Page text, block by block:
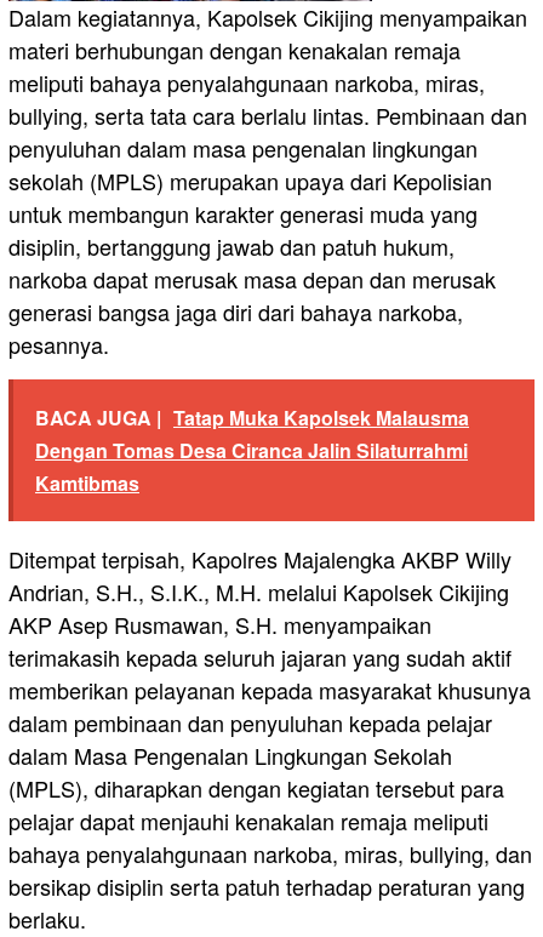
Dalam kegiatannya, Kapolsek Cikijing menyampaikan
materi berhubungan dengan kenakalan remaja
meliputi bahaya penyalahgunaan narkoba, miras,
bullying, serta tata cara berlalu lintas. Pembinaan dan
penyuluhan dalam masa pengenalan lingkungan
sekolah (MPLS) merupakan upaya dari Kepolisian
untuk membangun karakter generasi muda yang
disiplin, bertanggung jawab dan patuh hukum,
narkoba dapat merusak masa depan dan merusak
generasi bangsa jaga diri dari bahaya narkoba,
pesannya.
BACA JUGA | Tatap Muka Kapolsek Malausma
Dengan Tomas Desa Ciranca Jalin Silaturrahmi
Kamtibmas
Ditempat terpisah, Kapolres Majalengka AKBP Willy
Andrian, S.H., S.I.K., M.H. melalui Kapolsek Cikijing
AKP Asep Rusmawan, S.H. menyampaikan
terimakasih kepada seluruh jajaran yang sudah aktif
memberikan pelayanan kepada masyarakat khusunya
dalam pembinaan dan penyuluhan kepada pelajar
dalam Masa Pengenalan Lingkungan Sekolah
(MPLS), diharapkan dengan kegiatan tersebut para
pelajar dapat menjauhi kenakalan remaja meliputi
bahaya penyalahgunaan narkoba, miras, bullying, dan
bersikap disiplin serta patuh terhadap peraturan yang
berlaku.